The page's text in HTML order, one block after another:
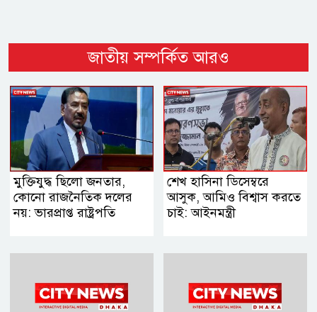
জাতীয় সম্পর্কিত আরও
মুক্তিযুদ্ধ ছিলো জনতার,
কোনো রাজনৈতিক দলের
নয়: ভারপ্রাপ্ত রাষ্ট্রপতি
শেখ হাসিনা ডিসেম্বরে
আসুক, আমিও বিশ্বাস করতে
চাই: আইনমন্ত্রী